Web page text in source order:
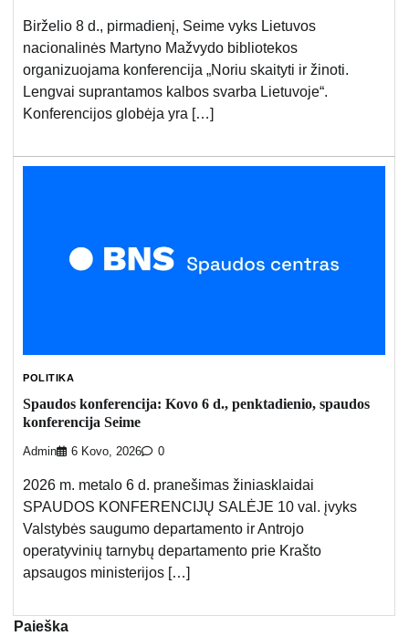
Birželio 8 d., pirmadienį, Seime vyks Lietuvos
nacionalinės Martyno Mažvydo bibliotekos
organizuojama konferencija „Noriu skaityti ir žinoti.
Lengvai suprantamos kalbos svarba Lietuvoje“.
Konferencijos globėja yra […]
POLITIKA
Spaudos konferencija: Kovo 6 d., penktadienio, spaudos
konferencija Seime
Admin 6 Kovo, 2026 0
2026 m. metalo 6 d. pranešimas žiniasklaidai
SPAUDOS KONFERENCIJŲ SALĖJE 10 val. įvyks
Valstybės saugumo departamento ir Antrojo
operatyvinių tarnybų departamento prie Krašto
apsaugos ministerijos […]
Paieška